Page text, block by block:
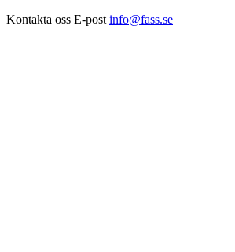
Kontakta oss E-post info@fass.se